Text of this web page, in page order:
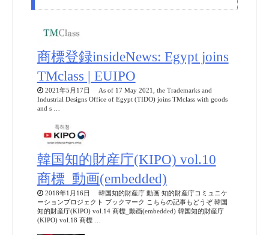
商標登録insideNews: Egypt joins
TMclass | EUIPO
2021年5月17日 As of 17 May 2021, the Trademarks and
Industrial Designs Office of Egypt (TIDO) joins TMclass with goods
and s …
韓国知的財産庁(KIPO) vol.10
商標_動画(embedded)
2018年1月16日 韓国知的財産庁 動画 知的財産庁コミュニケ
ーションプロジェクト ブックマーク こちらの記事もどうぞ 韓国
知的財産庁(KIPO) vol.14 商標_動画(embedded) 韓国知的財産庁
(KIPO) vol.18 商標 …